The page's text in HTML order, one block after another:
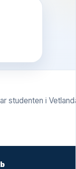
studenten i